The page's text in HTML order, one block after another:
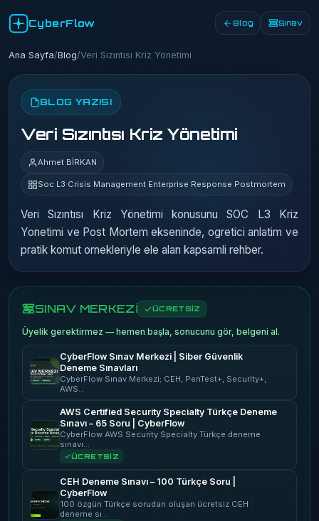
CyberFlow Blog Sınav
Ana Sayfa/Blog/Veri Sızıntısı Kriz Yönetimi
BLOG YAZISI
Veri Sızıntısı Kriz Yönetimi
Ahmet BİRKAN
Soc L3 Crisis Management Enterprise Response Postmortem
Veri Sızıntısı Kriz Yönetimi konusunu SOC L3 Kriz
Yonetimi ve Post Mortem ekseninde, ogretici anlatim ve
pratik komut ornekleriyle ele alan kapsamli rehber.
SINAV MERKEZİ ÜCRETSİZ
Üyelik gerektirmez — hemen başla, sonucunu gör, belgeni al.
CyberFlow Sınav Merkezi | Siber Güvenlik
Deneme Sınavları
CyberFlow Sınav Merkezi; CEH, PenTest+, Security+,
AWS…
AWS Certified Security Specialty Türkçe Deneme
Sınavı – 65 Soru | CyberFlow
CyberFlow AWS Security Specialty Türkçe deneme
sınavı…
ÜCRETSİZ
CEH Deneme Sınavı – 100 Türkçe Soru |
CyberFlow
100 özgün Türkçe sorudan oluşan ücretsiz CEH
deneme sı…